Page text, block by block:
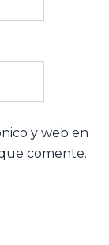
y web en
comente.